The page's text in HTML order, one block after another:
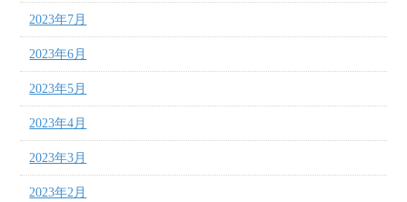
2023年7月
2023年6月
2023年5月
2023年4月
2023年3月
2023年2月